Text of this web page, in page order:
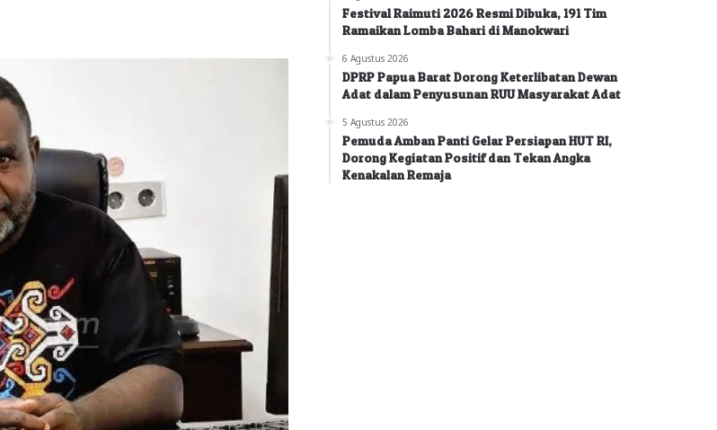
Festival Raimuti 2026 Resmi Dibuka, 191 Tim
Ramaikan Lomba Bahari di Manokwari
6 Agustus 2026
DPRP Papua Barat Dorong Keterlibatan Dewan
Adat dalam Penyusunan RUU Masyarakat Adat
5 Agustus 2026
Pemuda Amban Panti Gelar Persiapan HUT RI,
Dorong Kegiatan Positif dan Tekan Angka
Kenakalan Remaja